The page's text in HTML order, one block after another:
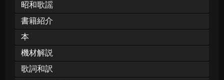
昭和歌謡
書籍紹介
本
機材解説
歌詞和訳